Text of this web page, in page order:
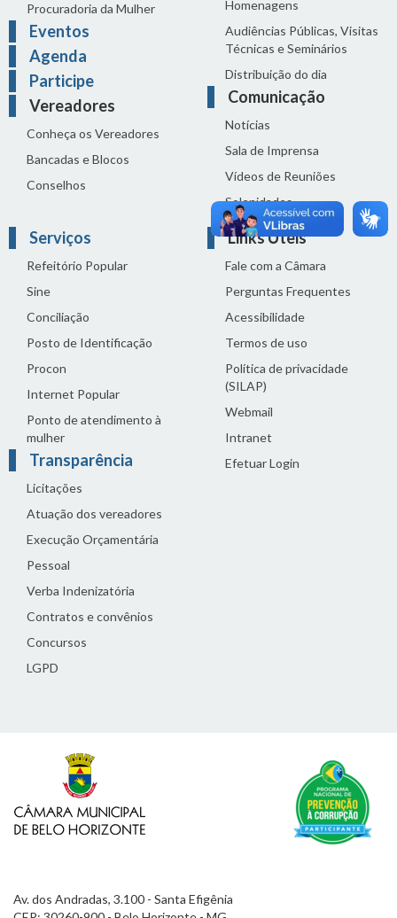
Procuradoria da Mulher
Eventos
Agenda
Participe
Vereadores
Conheça os Vereadores
Bancadas e Blocos
Conselhos
Homenagens
Audiências Públicas, Visitas
Técnicas e Seminários
Distribuição do dia
Comunicação
Notícias
Sala de Imprensa
Vídeos de Reuniões
Solenidades
Serviços
Refeitório Popular
Sine
Conciliação
Posto de Identificação
Procon
Internet Popular
Ponto de atendimento à
mulher
Transparência
Licitações
Atuação dos vereadores
Execução Orçamentária
Pessoal
Verba Indenizatória
Contratos e convênios
Concursos
LGPD
Links Úteis
Fale com a Câmara
Perguntas Frequentes
Acessibilidade
Termos de uso
Política de privacidade
(SILAP)
Webmail
Intranet
Efetuar Login
Av. dos Andradas, 3.100 - Santa Efigênia